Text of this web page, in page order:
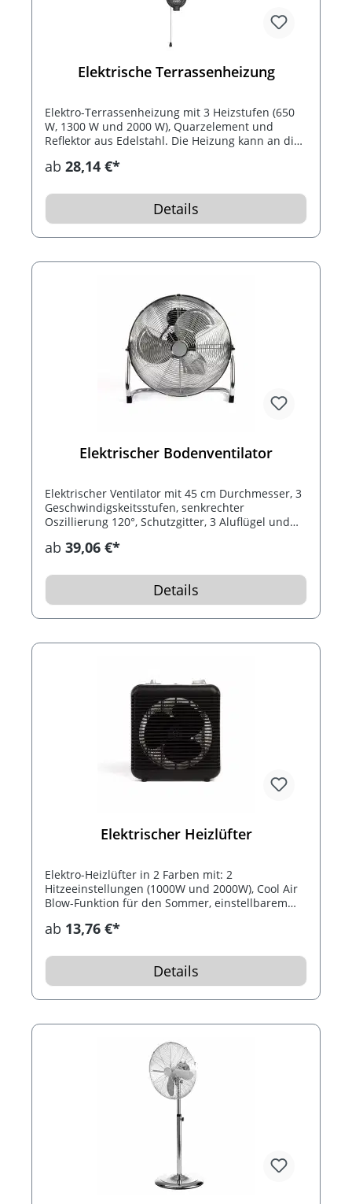
Elektrische Terrassenheizung
Elektro-Terrassenheizung mit 3 Heizstufen (650
W, 1300 W und 2000 W), Quarzelement und
Reflektor aus Edelstahl. Die Heizung kann an die
Spritzwasser geschützt. Optimal für kühle
ab 28,14 €*
Details
Elektrischer Bodenventilator
Elektrischer Ventilator mit 45 cm Durchmesser, 3
Geschwindigskeitsstufen, senkrechter
Oszillierung 120°, Schutzgitter, 3 Aluflügel und
Lüften von großen Flächen geeignet und kann
ab 39,06 €*
Details
Elektrischer Heizlüfter
Elektro-Heizlüfter in 2 Farben mit: 2
Hitzeeinstellungen (1000W und 2000W), Cool Air
Blow-Funktion für den Sommer, einstellbarem
Sicherheitsabschaltung. Optimal zum Aufheizen
zum Kühlen an warmen Tagen...
ab 13,76 €*
Details